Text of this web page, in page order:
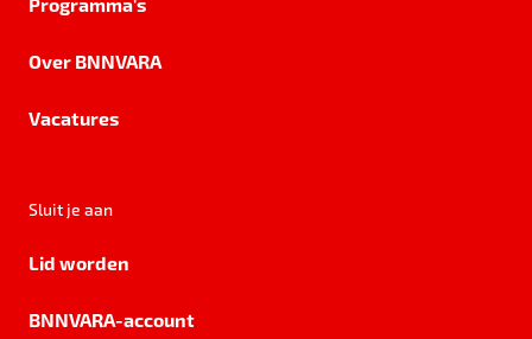
Over BNNVARA
Vacatures
Sluit je aan
Lid worden
BNNVARA-account